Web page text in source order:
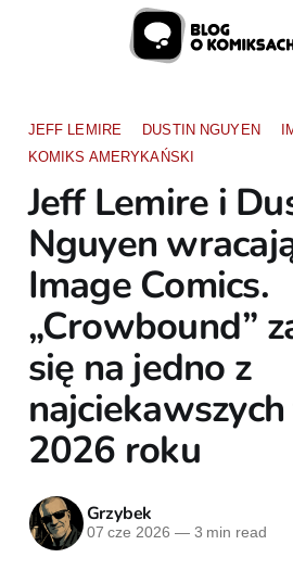
JEFF LEMIRE DUSTIN NGUYEN
KOMIKS AMERYKAŃSKI
Jeff Lemire i
Nguyen
Image Comics.
„Crowbound”
się na jedno z
2026 roku
Grzybek
07 cze 2026 —3 min read